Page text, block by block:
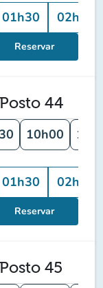
01h30 02h00
Reservar
44
10h00
01h30 02h00
Reservar
45